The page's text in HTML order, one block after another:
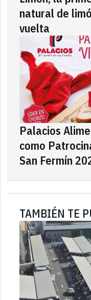
natural de
vuelta
Palacios
como
San Fermín
TAMBIÉN TE